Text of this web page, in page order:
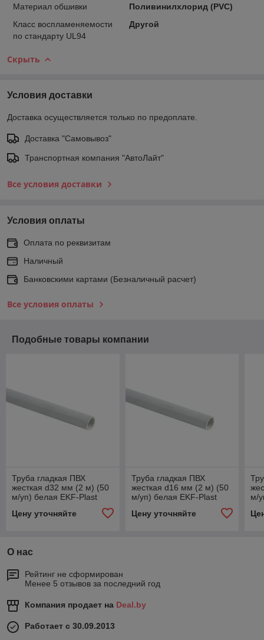
Материал обшивки
Поливинилхлорид (PVC)
Класс воспламеняемости
по стандарту UL94
Другой
Скрыть
Условия доставки
Доставка осуществляется только по предоплате.
Доставка "Самовывоз"
Транспортная компания "АвтоЛайт"
Все условия доставки
Условия оплаты
Оплата по реквизитам
Наличный
Банковскими картами (Безналичный расчет)
Все условия оплаты
Подобные товары компании
Труба гладкая ПВХ
жесткая d32 мм (2 м) (50
м/уп) белая EKF-Plast
Цену уточняйте
Труба гладкая ПВХ
жесткая d16 мм (2 м) (50
м/уп) белая EKF-Plast
Цену уточняйте
м/
О нас
Рейтинг не сформирован
Менее 5 отзывов за последний год
Компания продает на Deal.by
Работает с 30.09.2013